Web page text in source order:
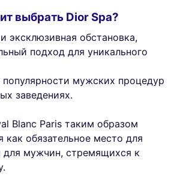
выбрать Dior Spa?
эксклюзивная обстановка,
подход для уникального
популярности мужских процедур
заведениях.
Blanc Paris таким образом
как обязательное место для
для мужчин, стремящихся к